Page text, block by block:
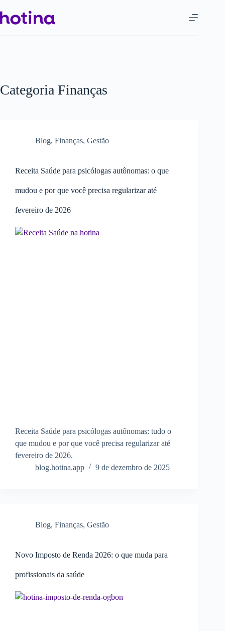
Categoria Finanças
Blog, Finanças, Gestão
Receita Saúde para psicólogas autônomas: o que
mudou e por que você precisa regularizar até
fevereiro de 2026
Receita Saúde para psicólogas autônomas: tudo o
que mudou e por que você precisa regularizar até
fevereiro de 2026.
blog.hotina.app
9 de dezembro de 2025
Blog, Finanças, Gestão
Novo Imposto de Renda 2026: o que muda para
profissionais da saúde